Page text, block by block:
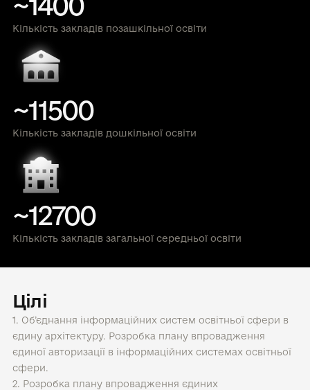
Кількість закладів позашкільної освіти
~11500
Кількість закладів дошкільної освіти
~12700
Кількість закладів загальної середньої освіти
Цілі
1. Об’єднання інформаційних систем освітньої сфери в
єдину архітектуру. Розробка плану впровадження
єдиної авторизації в інформаційних системах освітньої
сфери.
2. Розробка плану впровадження єдиних